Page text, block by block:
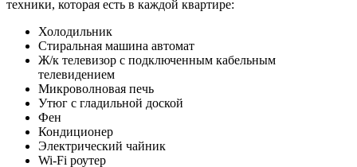
техники, которая есть в каждой квартире:
Холодильник
Стиральная машина автомат
Ж/к телевизор с подключенным кабельным
телевидением
Микроволновая печь
Утюг с гладильной доской
Фен
Кондиционер
Электрический чайник
Wi-Fi роутер